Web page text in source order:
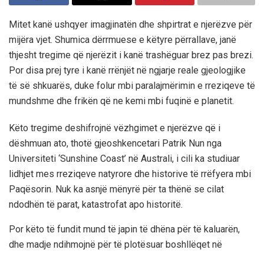
Mitet kanë ushqyer imagjinatën dhe shpirtrat e njerëzve për
mijëra vjet. Shumica dërrmuese e këtyre përrallave, janë
thjesht tregime që njerëzit i kanë trashëguar brez pas brezi.
Por disa prej tyre i kanë rrënjët në ngjarje reale gjeologjike
të së shkuarës, duke folur mbi paralajmërimin e rreziqeve të
mundshme dhe frikën që ne kemi mbi fuqinë e planetit.
Këto tregime deshifrojnë vëzhgimet e njerëzve që i
dëshmuan ato, thotë gjeoshkencetari Patrik Nun nga
Universiteti ‘Sunshine Coast’ në Australi, i cili ka studiuar
lidhjet mes rreziqeve natyrore dhe historive të rrëfyera mbi
Paqësorin. Nuk ka asnjë mënyrë për ta thënë se cilat
ndodhën të parat, katastrofat apo historitë.
Por këto të fundit mund të japin të dhëna për të kaluarën,
dhe madje ndihmojnë për të plotësuar boshllëqet në